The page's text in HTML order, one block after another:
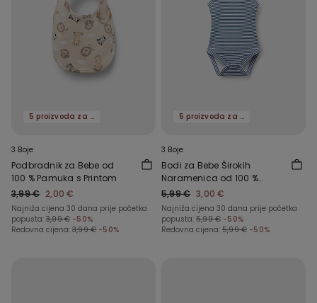
5 proizvoda za -70%
3 Boje
Podbradnik za Bebe od
100 % Pamuka s Printom
3,99 € 2,00 €
Najniža cijena 30 dana prije početka
popusta: 3,99 € -50%
Redovna cijena: 3,99 € -50%
5 proizvoda za -70%
3 Boje
Bodi za Bebe Širokih
Naramenica od 100 %
Pamuka s Printom
5,99 € 3,00 €
Najniža cijena 30 dana prije početka
popusta: 5,99 € -50%
Redovna cijena: 5,99 € -50%